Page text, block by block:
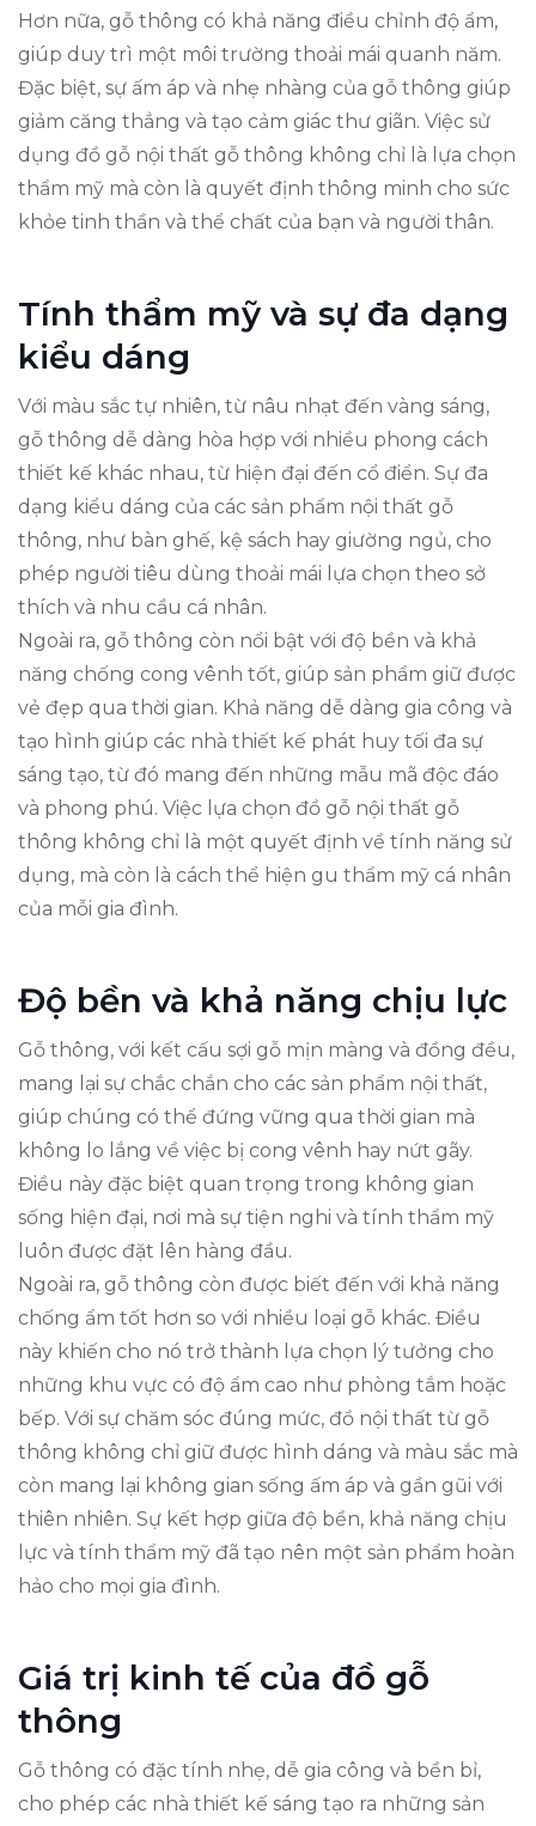
Hơn nữa, gỗ thông có khả năng điều chỉnh độ ẩm,
giúp duy trì một môi trường thoải mái quanh năm.
Đặc biệt, sự ấm áp và nhẹ nhàng của gỗ thông giúp
giảm căng thẳng và tạo cảm giác thư giãn. Việc sử
dụng đồ gỗ nội thất gỗ thông không chỉ là lựa chọn
thẩm mỹ mà còn là quyết định thông minh cho sức
khỏe tinh thần và thể chất của bạn và người thân.
Tính thẩm mỹ và sự đa dạng
kiểu dáng
Với màu sắc tự nhiên, từ nâu nhạt đến vàng sáng,
gỗ thông dễ dàng hòa hợp với nhiều phong cách
thiết kế khác nhau, từ hiện đại đến cổ điển. Sự đa
dạng kiểu dáng của các sản phẩm nội thất gỗ
thông, như bàn ghế, kệ sách hay giường ngủ, cho
phép người tiêu dùng thoải mái lựa chọn theo sở
thích và nhu cầu cá nhân.
Ngoài ra, gỗ thông còn nổi bật với độ bền và khả
năng chống cong vênh tốt, giúp sản phẩm giữ được
vẻ đẹp qua thời gian. Khả năng dễ dàng gia công và
tạo hình giúp các nhà thiết kế phát huy tối đa sự
sáng tạo, từ đó mang đến những mẫu mã độc đáo
và phong phú. Việc lựa chọn đồ gỗ nội thất gỗ
thông không chỉ là một quyết định về tính năng sử
dụng, mà còn là cách thể hiện gu thẩm mỹ cá nhân
của mỗi gia đình.
Độ bền và khả năng chịu lực
Gỗ thông, với kết cấu sợi gỗ mịn màng và đồng đều,
mang lại sự chắc chắn cho các sản phẩm nội thất,
giúp chúng có thể đứng vững qua thời gian mà
không lo lắng về việc bị cong vênh hay nứt gãy.
Điều này đặc biệt quan trọng trong không gian
sống hiện đại, nơi mà sự tiện nghi và tính thẩm mỹ
luôn được đặt lên hàng đầu.
Ngoài ra, gỗ thông còn được biết đến với khả năng
chống ẩm tốt hơn so với nhiều loại gỗ khác. Điều
này khiến cho nó trở thành lựa chọn lý tưởng cho
những khu vực có độ ẩm cao như phòng tắm hoặc
bếp. Với sự chăm sóc đúng mức, đồ nội thất từ gỗ
thông không chỉ giữ được hình dáng và màu sắc mà
còn mang lại không gian sống ấm áp và gần gũi với
thiên nhiên. Sự kết hợp giữa độ bền, khả năng chịu
lực và tính thẩm mỹ đã tạo nên một sản phẩm hoàn
hảo cho mọi gia đình.
Giá trị kinh tế của đồ gỗ
thông
Gỗ thông có đặc tính nhẹ, dễ gia công và bền bỉ,
cho phép các nhà thiết kế sáng tạo ra những sản